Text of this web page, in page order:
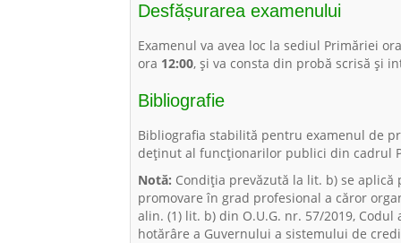
Desfășurarea examenului
Examenul va avea loc la sediul Primăriei
ora 12:00, și va consta din probă scrisă și
Bibliografie
Bibliografia stabilită pentru examenul de
deținut al funcționarilor publici din cadrul
Notă: Condiția prevăzută la lit. b) se
promovare în grad profesional a căror
alin. (1) lit. b) din O.U.G. nr. 57/2019,
hotărâre a Guvernului a sistemului de